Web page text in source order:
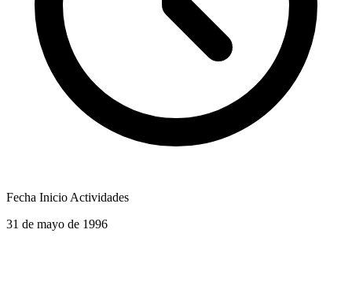
Fecha Inicio Actividades
31 de mayo de 1996